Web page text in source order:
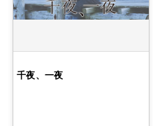
千夜、一夜